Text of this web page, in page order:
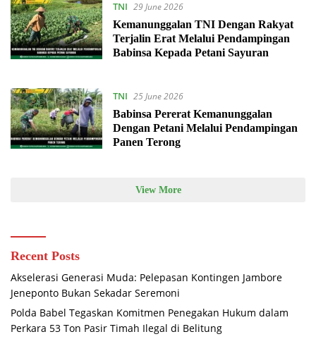
TNI 29 June 2026
Kemanunggalan TNI Dengan Rakyat
Terjalin Erat Melalui Pendampingan
Babinsa Kepada Petani Sayuran
TNI 25 June 2026
Babinsa Pererat Kemanunggalan
Dengan Petani Melalui Pendampingan
Panen Terong
View More
Recent Posts
Akselerasi Generasi Muda: Pelepasan Kontingen Jambore
Jeneponto Bukan Sekadar Seremoni
Polda Babel Tegaskan Komitmen Penegakan Hukum dalam
Perkara 53 Ton Pasir Timah Ilegal di Belitung